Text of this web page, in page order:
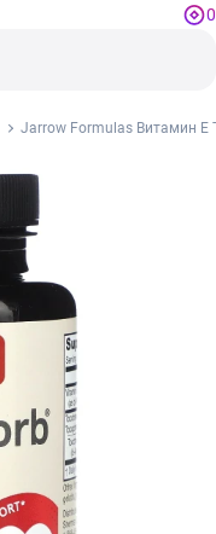
0
Jarrow Formulas Витамин Е